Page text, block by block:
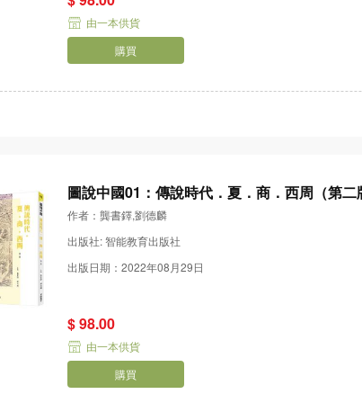
由一本供貨
購買
圖說中國01：傳說時代．夏．商．西周（第二
作者：龔書鐸,劉德麟
出版社: 智能教育出版社
出版日期：2022年08月29日
$ 98.00
由一本供貨
購買